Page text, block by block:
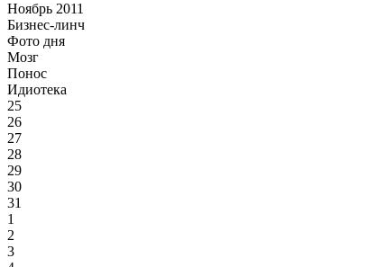
Ноябрь 2011
Бизнес-линч
Фото дня
Мозг
Понос
Идиотека
25
26
27
28
29
30
31
1
2
3